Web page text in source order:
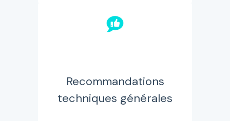
Recommandations
techniques générales